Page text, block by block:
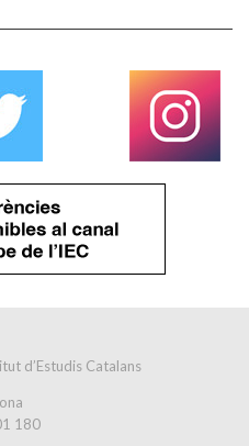
d’Estudis Catalans
180